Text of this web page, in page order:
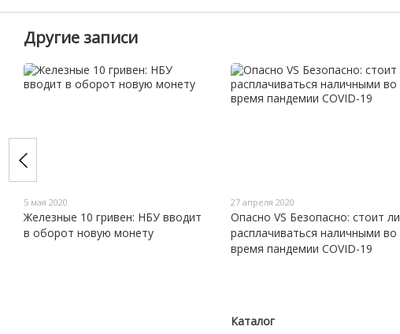
Другие записи
5 мая 2020
Железные 10 гривен: НБУ вводит
в оборот новую монету
27 апреля 2020
Опасно VS Безопасно: стоит ли
расплачиваться наличными во
время пандемии COVID-19
Каталог